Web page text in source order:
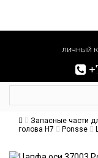
ЛИЧНЫЙ
Запасные части
голова H7
Ponsse